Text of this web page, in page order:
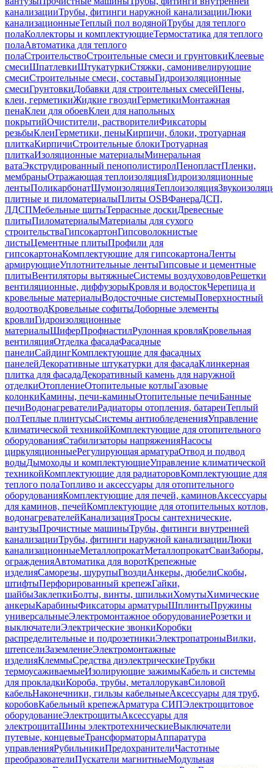
канализацииТрубы, фитинги наружной канализацииЛюки
канализационныеТеплый пол водянойТрубы для теплого
полаКоллекторы и комплектующиеТермостатика для теплого
полаАвтоматика для теплого
полаСтроительствоСтроительные смеси и грунтовкиКлеевые
смесиШпатлевкиШтукатуркиСтяжки, самонивелирующие
смесиСтроительные смеси, составыГидроизоляционные
смесиГрунтовкиДобавки для строительных смесейПены,
клеи, герметикиЖидкие гвоздиГерметикиМонтажная
пенаКлеи для обоевКлеи для напольных
покрытийОчистители, растворителиФиксаторы
резьбыКлеиГерметики, пеныКирпичи, блоки, тротуарная
плиткаКирпичиСтроительные блокиТротуарная
плиткаИзоляционные материалыМинеральная
ватаЭкструдированный пенополистиролПенопластПленки,
мембраныОтражающая теплоизоляцияГидроизоляционные
лентыПоликарбонатШумоизоляцияТеплоизоляция
плитные и пиломатериалыПлиты OSBФанераДСП,
ЛДСПМебельные щитыТеррасные доскиДревесные
плитыПиломатериалыМатериалы для сухого
строительстваГипсокартонГипсоволокнистые
листыЦементные плитыПрофили для
гипсокартонаКомплектующие для гипсокартонаЛенты
армирующиеУплотнительные лентыГипсовые и цементные
плитыВентиляторы вытяжныеСистемы воздуховодовРешетки
вентиляционные, диффузорыКровля и водостокЧерепица и
кровельные материалыВодосточные системыПоверхностный
водоотводКровельные софитыДоборные элементы
кровлиГидроизоляционные
материалыШиферПрофнастилРулонная кровляКровельная
вентиляцияОтделка фасадаФасадные
панелиСайдингКомплектующие для фасадных
панелейДекоративные штукатурки для фасадаКлинкерная
плитка для фасадаДекоративный камень для наружной
отделкиОтоплениеОтопительные котлыГазовые
колонкиКамины, печи-каминыОтопительные печиБанные
печиВодонагревателиРадиаторы отопления, батареиТеплый
полТеплые плинтусыСистемы антиобледененияУправление
климатической техникойКомплектующие для отопительного
оборудованияСтабилизаторы напряженияНасосы
циркуляционныеРегулирующая арматураОтвод и подвод
водыДымоходы и комплектующиеУправление климатической
техникойКомплектующие для радиаторовКомплектующие для
теплого полаТопливо и аксессуары для отопительного
оборудованияКомплектующие для печей, каминовАксессуары
для каминов, печейКомплектующие для отопительных котлов,
водонагревателейКанализацияТросы сантехнические,
вантузыПрочистные машиныТрубы, фитинги внутренней
канализацииТрубы, фитинги наружной канализацииЛюки
канализационныеМеталлопрокатМеталлопрокатСваиЗаборы,
огражденияАвтоматика для воротКрепежные
изделияСаморезы, шурупыГвоздиАнкеры, дюбелиСкобы,
штифтыПерфорированный крепежГайки,
шайбыЗаклепкиБолты, винты, шпилькиХомутыХимические
анкерыКарабиныФиксаторы арматурыШплинтыПружины
универсальныеЭлектромонтажное оборудованиеРозетки и
выключателиЭлектрические звонкиКоробки
распределительные и подрозетникиЭлектропатроныВилки,
штепселиЗаземлениеЭлектромонтажные
изделияКлеммыСредства диэлектрическиеТрубки
термоусаживаемыеИзолирующие зажимыКабель и системы
для прокладкиКороба, трубы, металлорукавСиловой
кабельНаконечники, гильзы кабельныеАксессуары для труб,
коробовКабельный крепежАрматура СИПЭлектрощитовое
оборудованиеЭлектрощитыАксессуары для
электрощитаШины электротехническиеВыключатели
путевые, концевыеТрансформаторыАппаратура
управленияРубильникиПредохранителиЧастотные
преобразователиПускатели магнитныеМодульная